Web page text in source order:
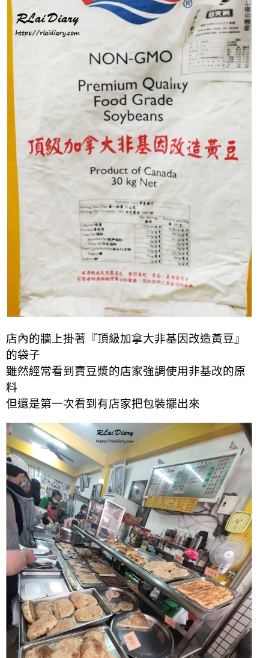
店內的牆上掛著『頂級加拿大非基因改造黃豆』
的袋子
雖然經常看到賣豆漿的店家強調使用非基改的原
料
但還是第一次看到有店家把包裝擺出來